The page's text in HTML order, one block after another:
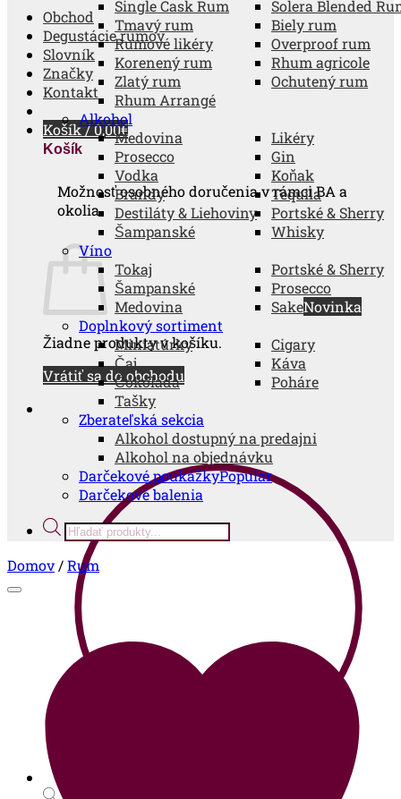
Obchod
Degustácie rumov
Slovník
Značky
Kontakt
Košík /0,00€
Košík
Možnosť osobného doručenia v rámci BA a
okolia.
Žiadne produkty v košíku.
Vrátiť sa do obchodu
Single Cask Rum
Solera Blended
Tmavý rum
Biely rum
Rumové likéry
Overproof rum
Korenený rum
Rhum agricole
Zlatý rum
Ochutený rum
Rhum Arrangé
Alkohol
Medovina
Likéry
Prosecco
Gin
Vodka
Koňak
Brandy
Tequila
Destiláty & Liehoviny
Portské & Sherry
Šampanské
Whisky
Víno
Tokaj
Portské & Sherry
Šampanské
Prosecco
Medovina
Sake
Doplnkový sortiment
Miniatúrky
Cigary
Čaj
Káva
Čokoláda
Poháre
Tašky
Zberateľská sekcia
Alkohol dostupný na predajni
Alkohol na objednávku
Darčekové poukážky
Darčekové balenia
Products
search
Domov /Rum